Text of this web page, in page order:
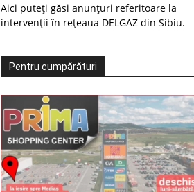
Aici puteți găsi anunțuri referitoare la
intervenții în rețeaua DELGAZ din Sibiu.
Pentru cumpărături